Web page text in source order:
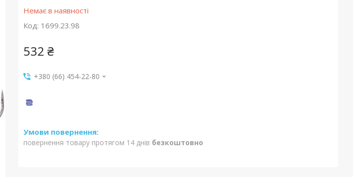
Немає в наявності
Код: 1699.23.98
532 ₴
+380 (66) 454-22-80
повернення товару протягом 14 днів безкоштовно